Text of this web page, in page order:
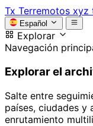
Tx Terremotos xyz
Español
Explorar
Navegación
Explorar el
Salte entre
países, ciudades y
enrutamiento